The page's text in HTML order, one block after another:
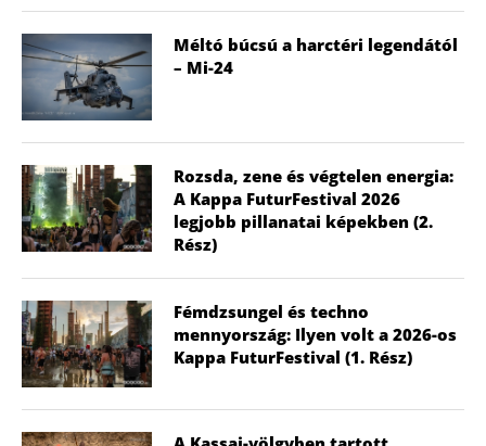
Méltó búcsú a harctéri legendától
– Mi-24
Rozsda, zene és végtelen energia:
A Kappa FuturFestival 2026
legjobb pillanatai képekben (2.
Rész)
Fémdzsungel és techno
mennyország: Ilyen volt a 2026-os
Kappa FuturFestival (1. Rész)